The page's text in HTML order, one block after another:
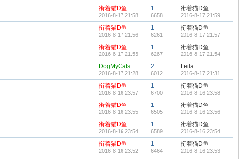
衔着猫D鱼
2016-8-17 21:58
1
6658
衔着猫D鱼
2016-8-17 21:59
衔着猫D鱼
2016-8-17 21:56
1
6261
衔着猫D鱼
2016-8-17 21:57
衔着猫D鱼
2016-8-17 21:53
1
6287
衔着猫D鱼
2016-8-17 21:54
DogMyCats
2016-8-17 21:28
2
6012
Leila
2016-8-17 21:31
衔着猫D鱼
2016-8-16 23:57
1
6700
衔着猫D鱼
2016-8-16 23:58
衔着猫D鱼
2016-8-16 23:55
1
6505
衔着猫D鱼
2016-8-16 23:56
衔着猫D鱼
2016-8-16 23:54
1
6589
衔着猫D鱼
2016-8-16 23:54
衔着猫D鱼
2016-8-16 23:52
1
6464
衔着猫D鱼
2016-8-16 23:53